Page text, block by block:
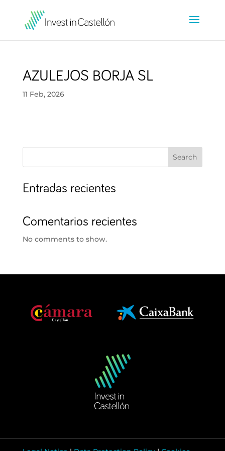
AZULEJOS BORJA SL
11 Feb, 2026
Search
Entradas recientes
Comentarios recientes
No comments to show.